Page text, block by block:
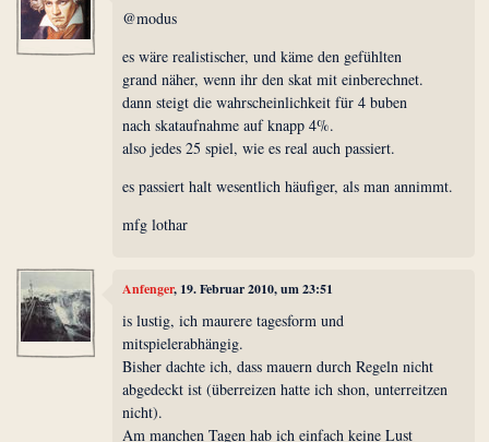
@modus
es wäre realistischer, und käme den gefühlten
grand näher, wenn ihr den skat mit einberechnet.
dann steigt die wahrscheinlichkeit für 4 buben
nach skataufnahme auf knapp 4%.
also jedes 25 spiel, wie es real auch passiert.
es passiert halt wesentlich häufiger, als man annimmt.
mfg lothar
Anfenger, 19. Februar 2010, um 23:51
is lustig, ich maurere tagesform und
mitspielerabhängig.
Bisher dachte ich, dass mauern durch Regeln nicht
abgedeckt ist (überreizen hatte ich shon, unterreitzen
nicht).
Am manchen Tagen hab ich einfach keine Lust